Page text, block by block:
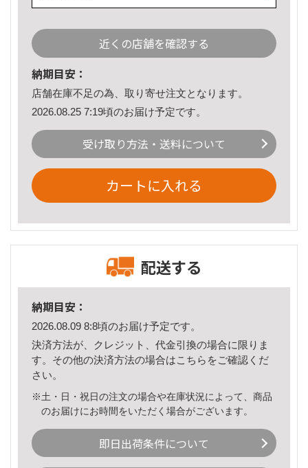
近くの店舗を確認する
納期目安：
店舗在庫不足の為、取り寄せ注文となります。
2026.08.25 7:19頃のお届け予定です。
受け取り方法・送料について
カートに入れる
配送する
納期目安：
2026.08.09 8:8頃のお届け予定です。
決済方法が、クレジット、代金引換の場合に限りま
す。その他の決済方法の場合はこちら をご確認くだ
さい。
※土・日・祝日の注文の場合や在庫状況によって、商品
のお届けにお時間をいただく場合がございます。
即日出荷条件について